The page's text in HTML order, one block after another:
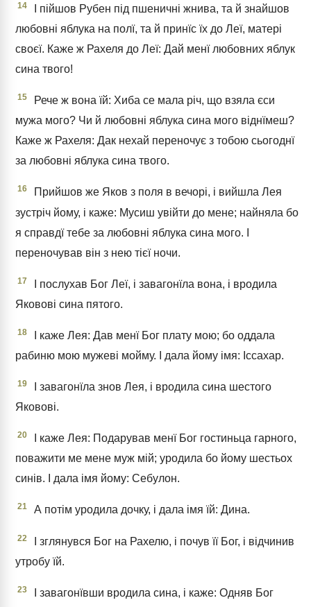
14
І пійшов Рубен під пшеничні жнива, та й знайшов
любовні яблука на полї, та й принїс їх до Леї, матері
своєї. Каже ж Рахеля до Леї: Дай менї любовних яблук
сина твого!
15
Рече ж вона їй: Хиба се мала річ, що взяла єси
мужа мого? Чи й любовні яблука сина мого віднїмеш?
Каже ж Рахеля: Дак нехай переночує з тобою сьогоднї
за любовні яблука сина твого.
16
Прийшов же Яков з поля в вечорі, і вийшла Лея
зустріч йому, і каже: Мусиш увійти до мене; найняла бо
я справдї тебе за любовні яблука сина мого. І
переночував він з нею тієї ночи.
17
І послухав Бог Леї, і завагонїла вона, і вродила
Яковові сина пятого.
18
І каже Лея: Дав менї Бог плату мою; бо оддала
рабиню мою мужеві мойму. І дала йому імя: Іссахар.
19
І завагонїла знов Лея, і вродила сина шестого
Яковові.
20
І каже Лея: Подарував менї Бог гостиньца гарного,
поважити ме мене муж мій; уродила бо йому шестьох
синів. І дала імя йому: Себулон.
21 А потім уродила дочку, і дала імя їй: Дина.
22
І зглянувся Бог на Рахелю, і почув її Бог, і відчинив
утробу їй.
23 І завагонївши вродила сина, і каже: Одняв Бог